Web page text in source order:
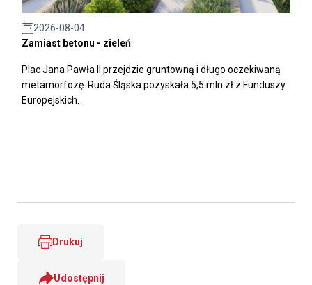
2026-08-04
Zamiast betonu - zieleń
Plac Jana Pawła II przejdzie gruntowną i długo oczekiwaną
metamorfozę. Ruda Śląska pozyskała 5,5 mln zł z Funduszy
Europejskich.
Drukuj
Udostępnij